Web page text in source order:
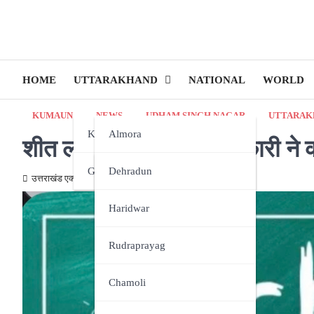
HOME UTTARAKHAND
KumaunAlmora
Bageshwar
Champawat
Nainital
Pithoragarh
GarhwalDehradun
Haridwar
Rudraprayag
Chamoli
NATIONAL WORLD
KUMAUN NEWS UDHAM SINGH NAGAR
शीत लहर के चलते जिलाधिकारी ने
उत्तराखंड एक्स्प्रेस न्यूज़